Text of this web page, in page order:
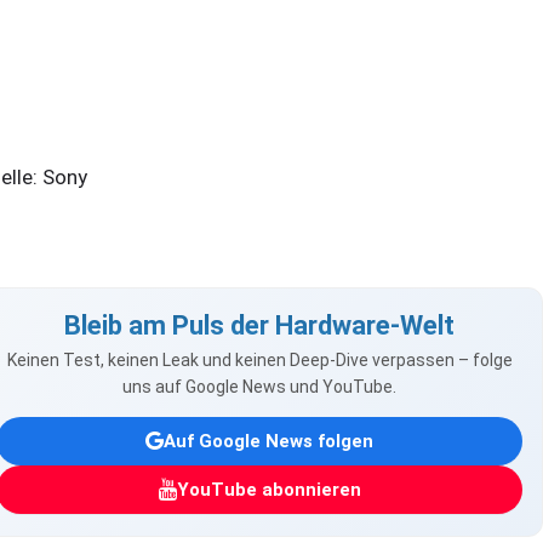
Sony
Bleib am Puls der Hardware-Welt
Keinen Test, keinen Leak und keinen Deep-Dive verpassen – folge
uns auf Google News und YouTube.
Auf Google News folgen
YouTube abonnieren